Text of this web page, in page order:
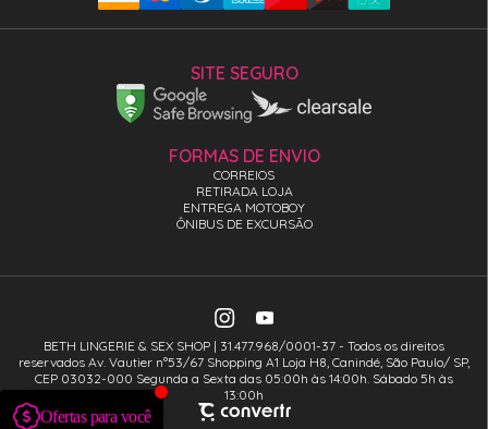
SITE SEGURO
FORMAS DE ENVIO
CORREIOS
RETIRADA LOJA
ENTREGA MOTOBOY
ÔNIBUS DE EXCURSÃO
BETH LINGERIE & SEX SHOP | 31.477.968/0001-37 - Todos os direitos
reservados Av. Vautier n°53/67 Shopping A1 Loja H8, Canindé, São Paulo/ SP,
CEP 03032-000 Segunda a Sexta das 05:00h às 14:00h. Sábado 5h às
13:00h